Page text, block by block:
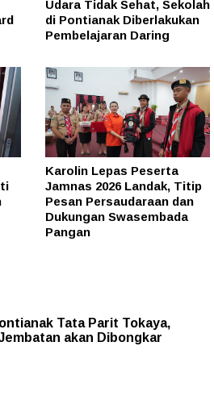
Udara Tidak Sehat, Sekolah
di Pontianak Diberlakukan
Pembelajaran Daring
Karolin Lepas Peserta
Jamnas 2026 Landak, Titip
Pesan Persaudaraan dan
Dukungan Swasembada
Pangan
Tata Parit Tokaya,
akan Dibongkar